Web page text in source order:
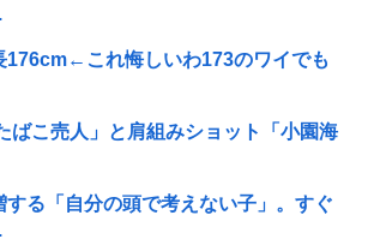
176cm←これ悔しいわ173のワイでも
ばこ売人」と肩組みショット「小園海
する「自分の頭で考えない子」。すぐ